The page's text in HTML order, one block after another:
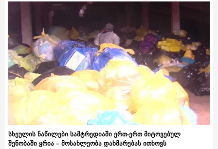
სხეულის ნაწილები სამტრედიაში ერთ-ერთ მიტოვებულ
შენობაში ყრია – მოსახლეობა დახმარებას ითხოვს